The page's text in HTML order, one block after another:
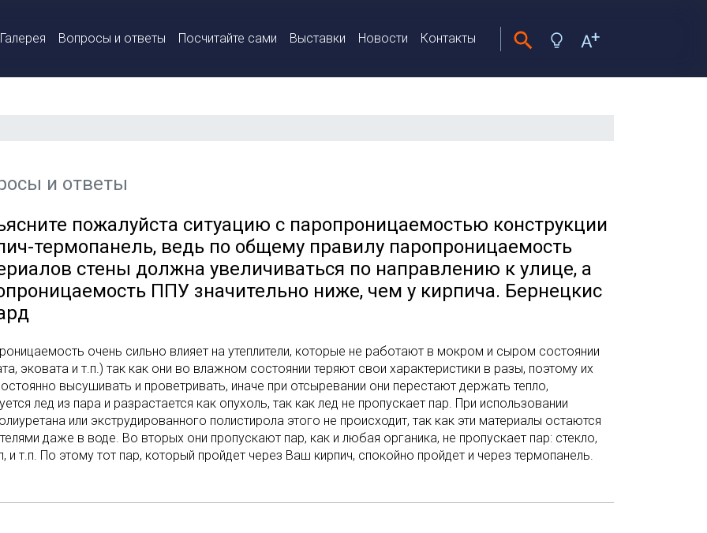
Галерея Вопросы и ответы Посчитайте сами Выставки Новости Контакты
и ответы
пожалуйста ситуацию с паропроницаемостью конструкции
термопанель, ведь по общему правилу паропроницаемость
стены должна увеличиваться по направлению к улице, а
ППУ значительно ниже, чем у кирпича. Бернецкис
очень сильно влияет на утеплители, которые не работают в мокром и сыром состоянии
эковата и т.п.) так как они во влажном состоянии теряют свои характеристики в разы, поэтому их
высушивать и проветривать, иначе при отсыревании они перестают держать тепло,
лед из пара и разрастается как опухоль, так как лед не пропускает пар. При использовании
или экструдированного полистирола этого не происходит, так как эти материалы остаются
даже в воде. Во вторых они пропускают пар, как и любая органика, не пропускает пар: стекло,
и т.п. По этому тот пар, который пройдет через Ваш кирпич, спокойно пройдет и через термопанель.